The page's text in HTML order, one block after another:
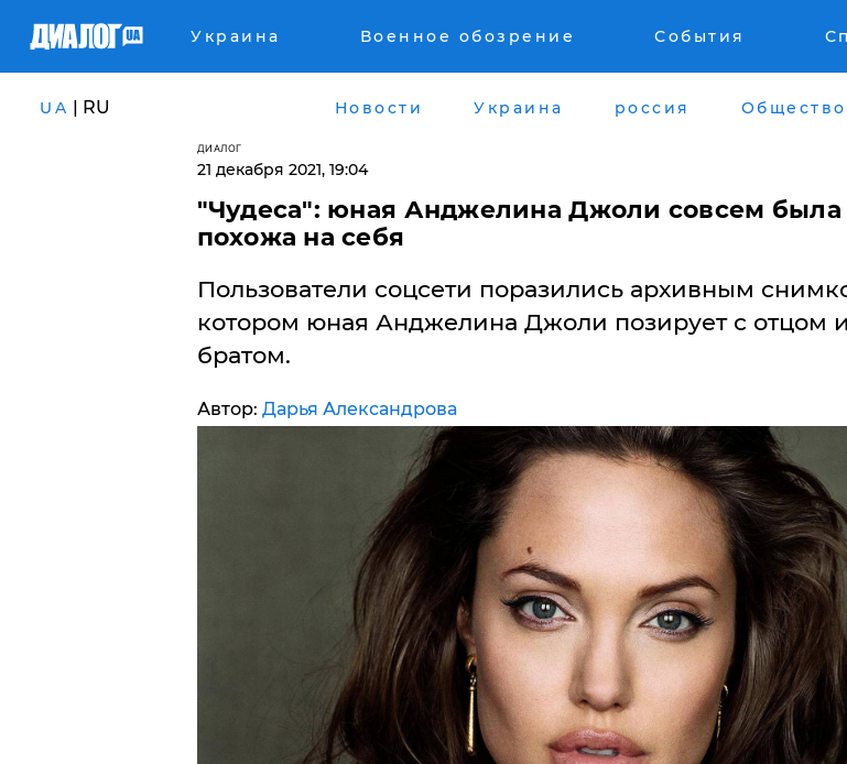
Украина Военное обозрение События
UA | RU Новости Украина россия Общество
ДИАЛОГ
21 декабря 2021, 19:04
"Чудеса": юная Анджелина Джоли совсем была
похожа на себя
Пользователи соцсети поразились архивным
котором юная Анджелина Джоли позирует с отцом и
братом.
Автор: Дарья Александрова